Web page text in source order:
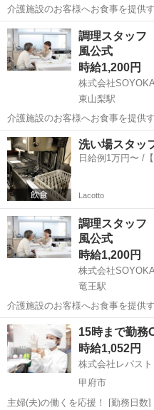
介護施設のお客様へお食事を提供
をもとに、調理業務等をお願いします。 ・調理業務全般
品、在庫管理 ・配膳下膳、食器類
・帳票類の作成、管理 イベ...
山梨 甲府市 甲府駅 そ
調理スタッフ
風公式
時給1,200円
株式会社
東山梨駅
介護施設のお客様へお食事を提供
をもとに、調理業務等をお願いします。 ・調理業務全般
品、在庫管理 ・配膳下膳、食器類
・帳票類の作成、管理 イベ...
山梨 山梨市 東山梨駅
洗い場スタッ
日給例1万円〜 /
Lacotto
調理スタッフ
風公式
時給1,200円
株式会社
竜王駅
介護施設のお客様へお食事を提供
をもとに、調理業務等をお願いします。 ・調理業務全般
品、在庫管理 ・配膳下膳、食器類
・帳票類の作成、管理 イベ...
山梨 甲斐市 竜王駅 そ
15時まで勤務
時給1,052円
株式会社レパスト
甲府市
主婦(夫)の働くを応援！ [勤務日数]： 週3日~5日 12:00~15:00 月/火/水/